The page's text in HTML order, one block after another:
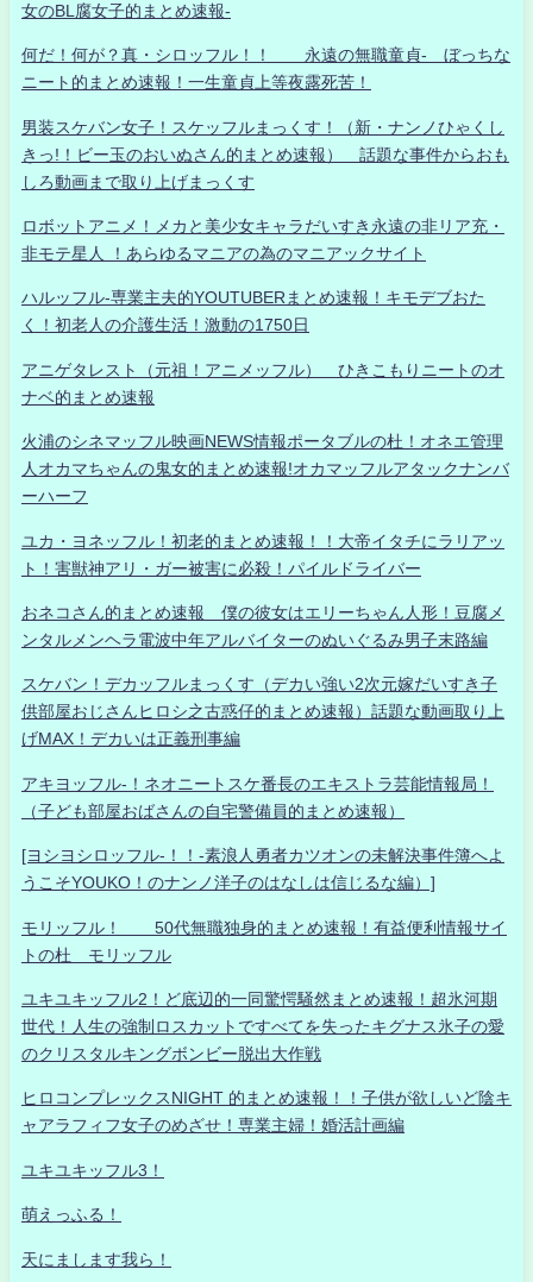
女のBL腐女子的まとめ速報-
何だ！何が？真・シロッフル！！ 永遠の無職童貞- ぼっちな
ニート的まとめ速報！一生童貞上等夜露死苦！
男装スケバン女子！スケッフルまっくす！（新・ナンノひゃくし
きっ!！ビー玉のおいぬさん的まとめ速報） 話題な事件からおも
しろ動画まで取り上げまっくす
ロボットアニメ！メカと美少女キャラだいすき永遠の非リア充・
非モテ星人 ！あらゆるマニアの為のマニアックサイト
ハルッフル-専業主夫的YOUTUBERまとめ速報！キモデブおた
く！初老人の介護生活！激動の1750日
アニゲタレスト（元祖！アニメッフル） ひきこもりニートのオ
ナベ的まとめ速報
火浦のシネマッフル映画NEWS情報ポータブルの杜！オネエ管理
人オカマちゃんの鬼女的まとめ速報!オカマッフルアタックナンバ
ーハーフ
ユカ・ヨネッフル！初老的まとめ速報！！大帝イタチにラリアッ
ト！害獣神アリ・ガー被害に必殺！パイルドライバー
おネコさん的まとめ速報 僕の彼女はエリーちゃん人形！豆腐メ
ンタルメンヘラ電波中年アルバイターのぬいぐるみ男子末路編
スケバン！デカッフルまっくす（デカい強い2次元嫁だいすき子
供部屋おじさんヒロシ之古惑仔的まとめ速報）話題な動画取り上
げMAX！デカいは正義刑事編
アキヨッフル-！ネオニートスケ番長のエキストラ芸能情報局！
（子ども部屋おばさんの自宅警備員的まとめ速報）
[ヨシヨシロッフル-！！-素浪人勇者カツオンの未解決事件簿へよ
うこそYOUKO！のナンノ洋子のはなしは信じるな編）]
モリッフル！ 50代無職独身的まとめ速報！有益便利情報サイ
トの杜 モリッフル
ユキユキッフル2！ど底辺的一同驚愕騒然まとめ速報！超氷河期
世代！人生の強制ロスカットですべてを失ったキグナス氷子の愛
のクリスタルキングボンビー脱出大作戦
ヒロコンプレックスNIGHT 的まとめ速報！！子供が欲しいど陰キ
ャアラフィフ女子のめざせ！専業主婦！婚活計画編
ユキユキッフル3！
萌えっふる！
天にまします我ら！